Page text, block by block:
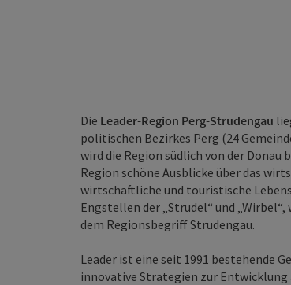
Die Leader-Region Perg-Strudengau
politischen Bezirkes Perg (24
wird die Region südlich von der
Region schöne Ausblicke über das
wirtschaftliche und touristische
Engstellen der „Strudel“ und
dem Regionsbegriff Strudengau.
​Leader ist eine seit 1991 bestehende
innovative Strategien zur Entwicklung